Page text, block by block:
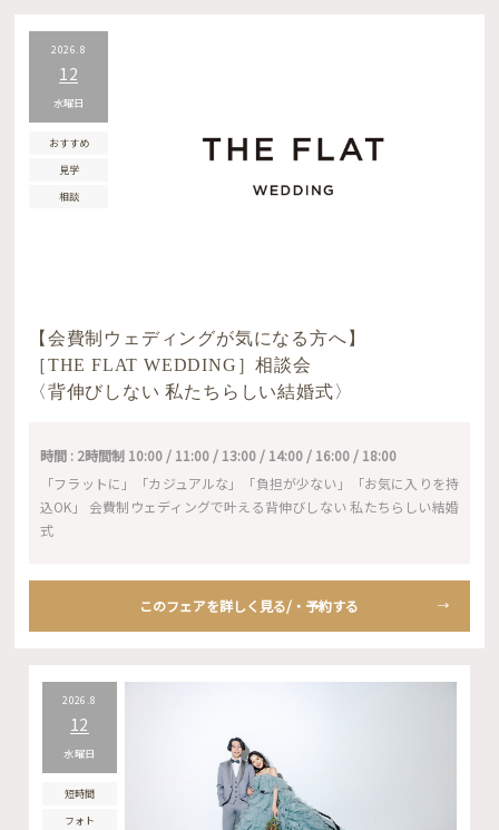
2026.8
12
水曜日
おすすめ
見学
相談
【会費制ウェディングが気になる方へ】
［THE FLAT WEDDING］相談会
〈背伸びしない 私たちらしい結婚式〉
時間 : 2時間制 10:00 / 11:00 / 13:00 / 14:00 / 16:00 / 18:00
「フラットに」「カジュアルな」「負担が少ない」「お気に入りを持
込OK」 会費制ウェディングで叶える背伸びしない 私たちらしい結婚
式
このフェアを詳しく見る/・予約する
2026.8
12
水曜日
短時間
フォト